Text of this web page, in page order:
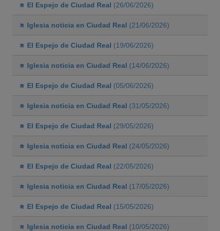
El Espejo de Ciudad Real (26/06/2026)
Iglesia noticia en Ciudad Real (21/06/2026)
El Espejo de Ciudad Real (19/06/2026)
Iglesia noticia en Ciudad Real (14/06/2026)
El Espejo de Ciudad Real (05/06/2026)
Iglesia noticia en Ciudad Real (31/05/2026)
El Espejo de Ciudad Real (29/05/2026)
Iglesia noticia en Ciudad Real (24/05/2026)
El Espejo de Ciudad Real (22/05/2026)
Iglesia noticia en Ciudad Real (17/05/2026)
El Espejo de Ciudad Real (15/05/2026)
Iglesia noticia en Ciudad Real (10/05/2026)